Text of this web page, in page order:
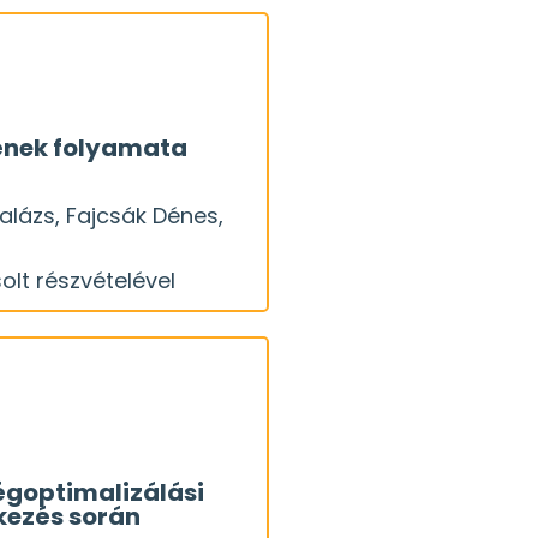
folyamata
Fajcsák Dénes,
részvételével
dolgozzunk
során
felújításon? És
hibákat?